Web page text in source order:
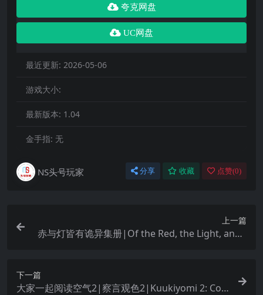
夸克网盘
UC网盘
最近更新: 2026-05-06
游戏大小:
最新版本: 1.04
金手指: 无
NS头号玩家 分享 收藏 点赞(0)
上一篇
赤与灯皆有诡异集册|Of the Red, the Light, and t
下一篇
大家一起阅读空气2|察言观色2|Kuukiyomi 2: Con